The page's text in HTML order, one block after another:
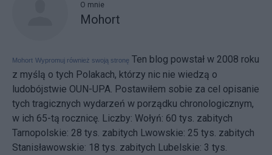
O mnie
Mohort
Mohort Wypromuj również swoją stronę Ten blog powstał w 2008 roku
z myślą o tych Polakach, którzy nic nie wiedzą o
ludobójstwie OUN-UPA. Postawiłem sobie za cel opisanie
tych tragicznych wydarzeń w porządku chronologicznym,
w ich 65-tą rocznicę. Liczby: Wołyń: 60 tys. zabitych
Tarnopolskie: 28 tys. zabitych Lwowskie: 25 tys. zabitych
Stanisławowskie: 18 tys. zabitych Lubelskie: 3 tys.